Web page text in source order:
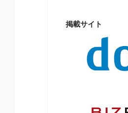
掲載サイト